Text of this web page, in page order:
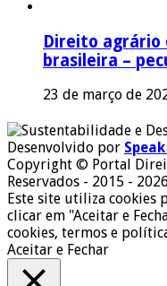
Direito agrário
brasileira –
23 de março de
Desenvolvido por
Copyright © Portal
Reservados - 2015 - 2026
Este site utiliza cookies
clicar em "Aceitar e
cookies, termos e
Aceitar e Fechar